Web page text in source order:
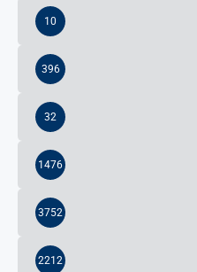
10
396
32
1476
3752
2212